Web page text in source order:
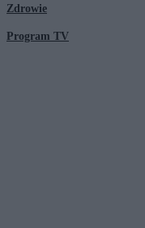
Zdrowie
Program TV